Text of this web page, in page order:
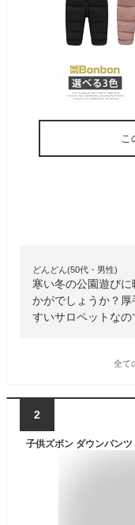
こ
どんどん(50代・男性)
寒い冬の公園遊び
かがでしょうか？
すいサロペットなの
全て
2